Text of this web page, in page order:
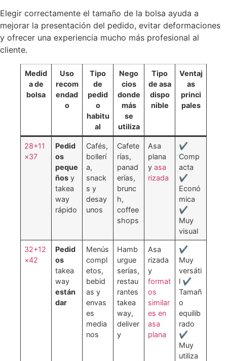
Elegir correctamente el tamaño de la bolsa ayuda a
mejorar la presentación del pedido, evitar deformaciones
y ofrecer una experiencia mucho más profesional al
cliente.
Medid
a de
bolsa
Uso
recom
endad
o
Tipo
de
pedid
o
habitu
al
Nego
cios
donde
más
se
utiliza
Tipo
de asa
dispo
nible
Ventaj
as
princi
pales
28+11
×37
Pedid
os
peque
ños y
takea
way
rápido
Cafés,
bollerí
a,
snack
s y
desay
unos
Cafete
rías,
panad
erías,
brunc
h,
coffee
shops
Asa
plana
yasa
rizada
✔
Comp
acta
✔
Econó
mica
✔
Muy
visual
32+12
×42
Pedid
os
takea
way
están
dar
Menús
compl
etos,
bebid
as y
envas
es
media
nos
Hamb
urgue
serías,
restau
rantes
takea
way,
deliver
y
Asa
rizada
y
format
os
similar
es en
asa
plana
✔
Muy
versáti
l ✔
Tamañ
o
equilib
rado
✔
Muy
utiliza